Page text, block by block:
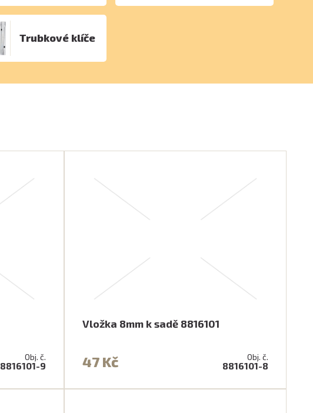
Trubkové klíče
Obj. č.
8816101-9
Vložka 8mm k sadě 8816101
47 Kč Obj. č.
8816101-8